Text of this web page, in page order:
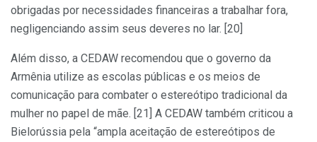
obrigadas por necessidades financeiras a trabalhar fora,
negligenciando assim seus deveres no lar. [20]
Além disso, a CEDAW recomendou que o governo da
Armênia utilize as escolas públicas e os meios de
comunicação para combater o estereótipo tradicional da
mulher no papel de mãe. [21] A CEDAW também criticou a
Bielorússia pela “ampla aceitação de estereótipos de